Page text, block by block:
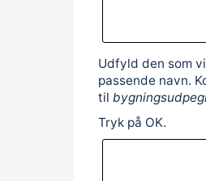
Udfyld den som
passende navn.
til
Tryk på OK.